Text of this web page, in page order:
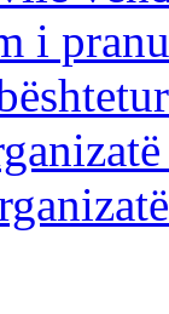
i